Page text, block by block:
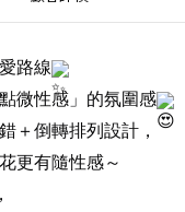
路線
微性感」的氛圍感
＋倒轉排列設計，
更有隨性感～